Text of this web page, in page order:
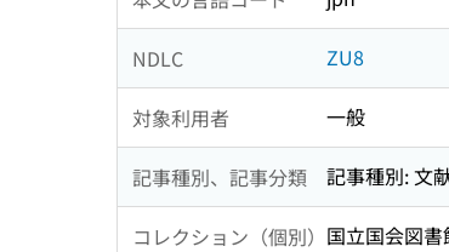
NDLC ZU8
対象利用者 一般
記事種別、記事分類 記事種別: 文
コレクション（個別） 国立国会図